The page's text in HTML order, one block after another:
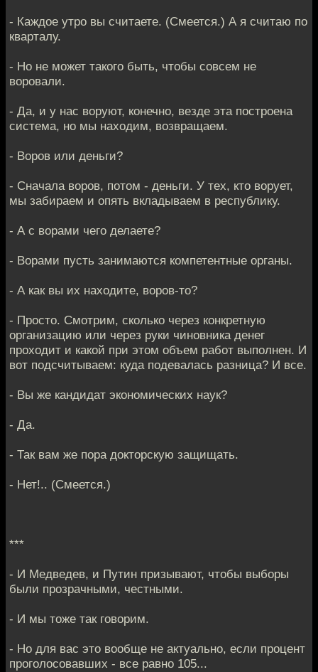
- Каждое утро вы считаете. (Смеется.) А я считаю по
кварталу.
- Но не может такого быть, чтобы совсем не
воровали.
- Да, и у нас воруют, конечно, везде эта построена
система, но мы находим, возвращаем.
- Воров или деньги?
- Сначала воров, потом - деньги. У тех, кто ворует,
мы забираем и опять вкладываем в республику.
- А с ворами чего делаете?
- Ворами пусть занимаются компетентные органы.
- А как вы их находите, воров-то?
- Просто. Смотрим, сколько через конкретную
организацию или через руки чиновника денег
проходит и какой при этом объем работ выполнен. И
вот подсчитываем: куда подевалась разница? И все.
- Вы же кандидат экономических наук?
- Да.
- Так вам же пора докторскую защищать.
- Нет!.. (Смеется.)
***
- И Медведев, и Путин призывают, чтобы выборы
были прозрачными, честными.
- И мы тоже так говорим.
- Но для вас это вообще не актуально, если процент
проголосовавших - все равно 105...